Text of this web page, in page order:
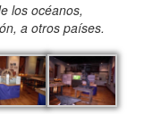
los océanos,
a otros países.